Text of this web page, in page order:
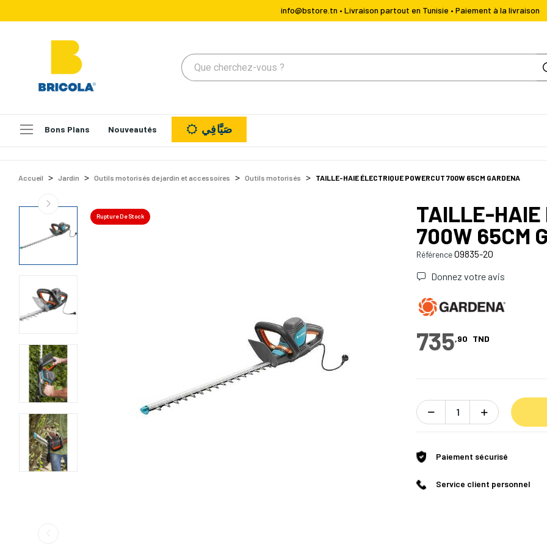
info@bstore.tn • Livraison partout en Tunisie • Paiement à la livraison
Bons Plans Nouveautés صَيَّافِي
Accueil Jardin Outils motorisés de jardin et accessoires Outils motorisés TAILLE-HAIE ÉLECTRIQUE POWERCUT 700W 65CM GARDENA
Rupture De Stock
TAILLE-HAIE
700W 65CM
Référence09835-20
Donnez votre avis
735,90 TND
Paiement sécurisé
Service client personnel